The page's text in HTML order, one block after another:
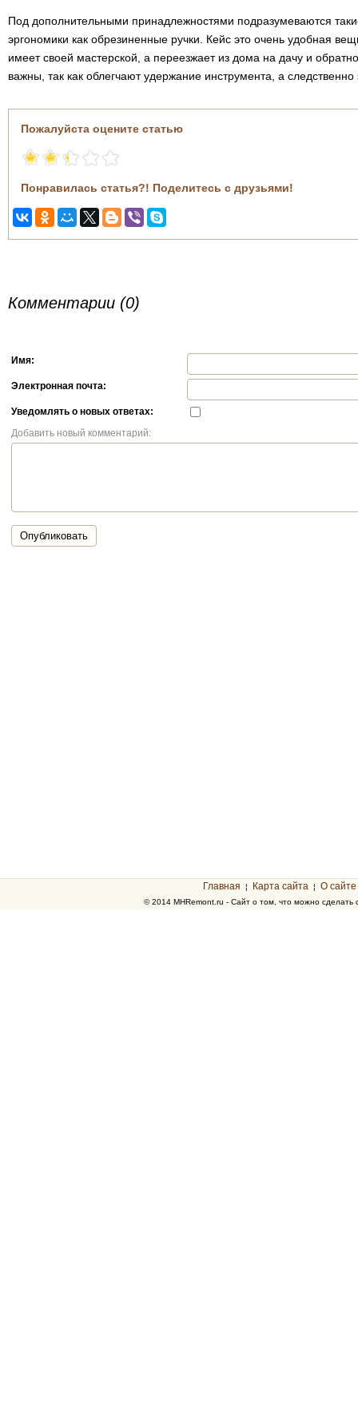
Под дополнительными принадлежностями подразумеваются
эргономики как обрезиненные ручки. Кейс это очень удобная
имеет своей мастерской, а переезжает из дома на дачу и
важны, так как облегчают удержание инструмента, а
Пожалуйста оцените статью
Понравилась статья?! Поделитесь с друзьями!
Комментарии (0)
Имя:
Электронная почта:
Уведомлять о новых ответах:
Добавить новый комментарий:
Опубликовать
Главная ¦ Карта сайта ¦ О сайте
© 2014 MHRemont.ru - Сайт о том, что можно сделать